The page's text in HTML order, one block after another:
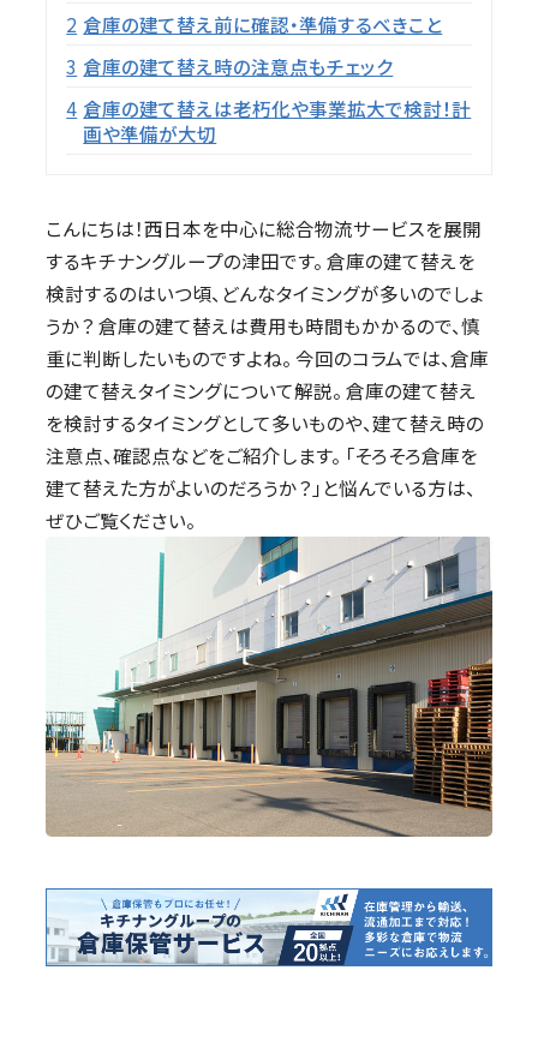
2 倉庫の建て替え前に確認・準備するべきこと
3 倉庫の建て替え時の注意点もチェック
4 倉庫の建て替えは老朽化や事業拡大で検討！計
画や準備が大切
こんにちは！西日本を中心に総合物流サービスを展開
するキチナングループの津田です。 倉庫の建て替えを
検討するのはいつ頃、どんなタイミングが多いのでしょ
うか？ 倉庫の建て替えは費用も時間もかかるので、慎
重に判断したいものですよね。 今回のコラムでは、倉庫
の建て替えタイミングについて解説。 倉庫の建て替え
を検討するタイミングとして多いものや、建て替え時の
注意点、確認点などをご紹介します。 「そろそろ倉庫を
建て替えた方がよいのだろうか？」と悩んでいる方は、
ぜひご覧ください。